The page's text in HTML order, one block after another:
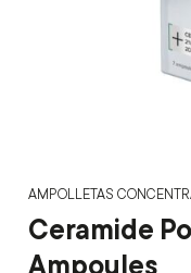
AMPOLLETAS
Ceramide
Ampoules